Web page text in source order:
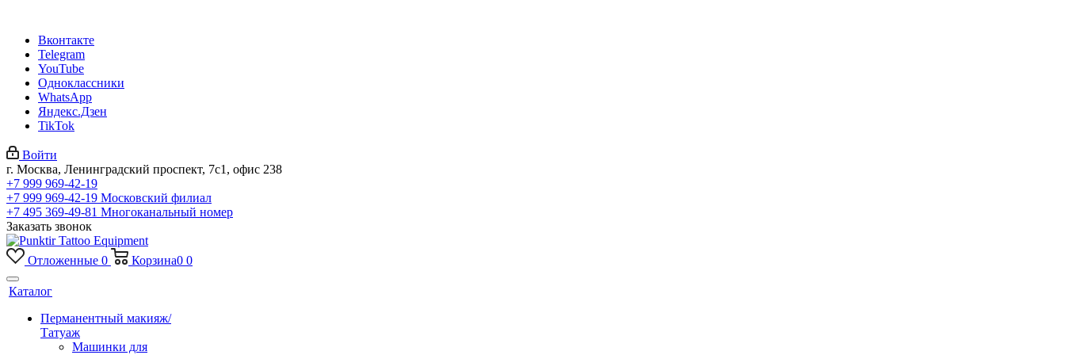
Вконтакте
Telegram
YouTube
Одноклассники
WhatsApp
Яндекс.Дзен
TikTok
Войти
г. Москва, Ленинградский проспект, 7с1, офис 238
+7 999 969-42-19
+7 999 969-42-19 Московский филиал
+7 495 369-49-81 Многоканальный номер
Заказать звонок
Отложенные 0 Корзина0 0
Каталог
Перманентный макияж/
Татуаж
Машинки для